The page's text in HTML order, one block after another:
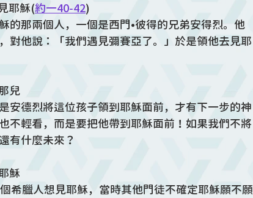
耶穌(約一40-42)
的那兩個人，一個是西門•彼得的兄弟安得烈。他
對他說：「我們遇見彌賽亞了。」於是領他去見耶
兒
安德烈將這位孩子領到耶穌面前，才有下一步的神
不輕看，而是要把他帶到耶穌面前！如果我們不將
有什麼未來？
穌
希臘人想見耶穌，當時其他門徒不確定耶穌願不願